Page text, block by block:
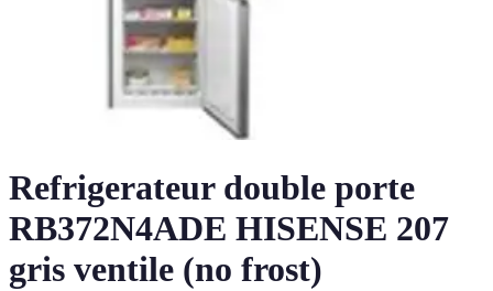
Refrigerateur double porte
RB372N4ADE HISENSE 207
gris ventile (no frost)